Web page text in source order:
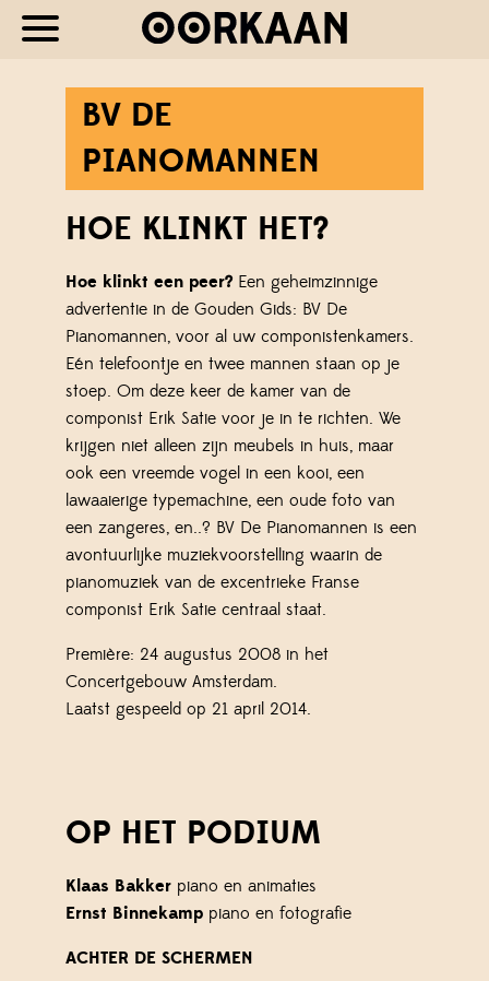
BV DE
PIANOMANNEN
HOE KLINKT HET?
Hoe klinkt een peer?Een geheimzinnige
advertentie in de Gouden Gids: BV De
Pianomannen, voor al uw componistenkamers.
Eén telefoontje en twee mannen staan op je
stoep. Om deze keer de kamer van de
componist Erik Satie voor je in te richten. We
krijgen niet alleen zijn meubels in huis, maar
ook een vreemde vogel in een kooi, een
lawaaierige typemachine, een oude foto van
een zangeres, en..? BV De Pianomannen is een
avontuurlijke muziekvoorstelling waarin de
pianomuziek van de excentrieke Franse
componist Erik Satie centraal staat.
Première: 24 augustus 2008 in het
Concertgebouw Amsterdam.
Laatst gespeeld op 21 april 2014.
OP HET PODIUM
Klaas Bakker piano en animaties
Ernst Binnekamp piano en fotografie
ACHTER DE SCHERMEN